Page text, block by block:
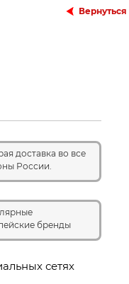
Вернуться
доставка во все
России.
бренды
сетях